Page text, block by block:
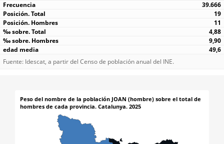
39.666
19
11
4,88
9,90
49,6
Fuente: Idescat, a partir del Censo de población anual del INE.